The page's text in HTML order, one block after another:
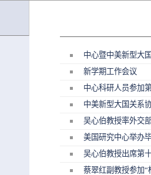
中心暨中美新型大
新学期工作会议
中心科研人员参加
中美新型大国关系
吴心伯教授率外交
美国研究中心举办
吴心伯教授出席第
蔡翠红副教授参加“